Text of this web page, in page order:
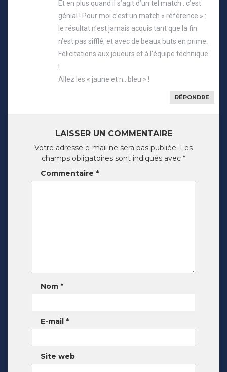
Et en plus quand il s’agit d’un tel match : c’est
génial ! Pour moi c’est un match « référence » :
le résultat n’est jamais acquis tant que la fin
n’est pas sifflé, et avec de beaux buts en prime.
Félicitations aux joueurs et à l’équipe technique
!
Allez les « jaune et n…bleu » !
RÉPONDRE
LAISSER UN COMMENTAIRE
Votre adresse e-mail ne sera pas publiée. Les
champs obligatoires sont indiqués avec *
Commentaire *
Nom *
E-mail *
Site web